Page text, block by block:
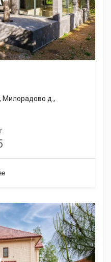
Милорадово д.,